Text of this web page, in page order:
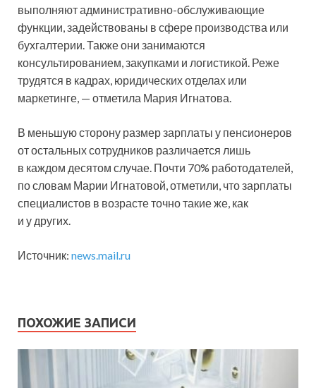
выполняют административно-обслуживающие
функции, задействованы в сфере производства или
бухгалтерии. Также они занимаются
консультированием, закупками и логистикой. Реже
трудятся в кадрах, юридических отделах или
маркетинге, — отметила Мария Игнатова.
В меньшую сторону размер зарплаты у пенсионеров
от остальных сотрудников различается лишь
в каждом десятом случае. Почти 70% работодателей,
по словам Марии Игнатовой, отметили, что зарплаты
специалистов в возрасте точно такие же, как
и у других.
Источник: news.mail.ru
ПОХОЖИЕ ЗАПИСИ